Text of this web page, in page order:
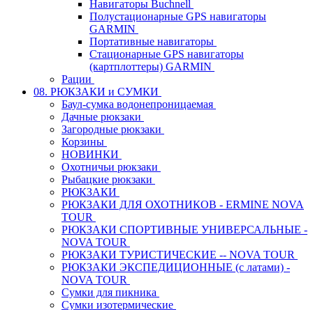
Навигаторы Buchnell
Полустационарные GPS навигаторы
GARMIN
Портативные навигаторы
Стационарные GPS навигаторы
(картплоттеры) GARMIN
Рации
08. РЮКЗАКИ и СУМКИ
Баул-сумка водонепроницаемая
Дачные рюкзаки
Загородные рюкзаки
Корзины
НОВИНКИ
Охотничьи рюкзаки
Рыбацкие рюкзаки
РЮКЗАКИ
РЮКЗАКИ ДЛЯ ОХОТНИКОВ - ERMINE NOVA
TOUR
РЮКЗАКИ СПОРТИВНЫЕ УНИВЕРСАЛЬНЫЕ -
NOVA TOUR
РЮКЗАКИ ТУРИСТИЧЕСКИЕ -- NOVA TOUR
РЮКЗАКИ ЭКСПЕДИЦИОННЫЕ (с латами) -
NOVA TOUR
Сумки для пикника
Сумки изотермические